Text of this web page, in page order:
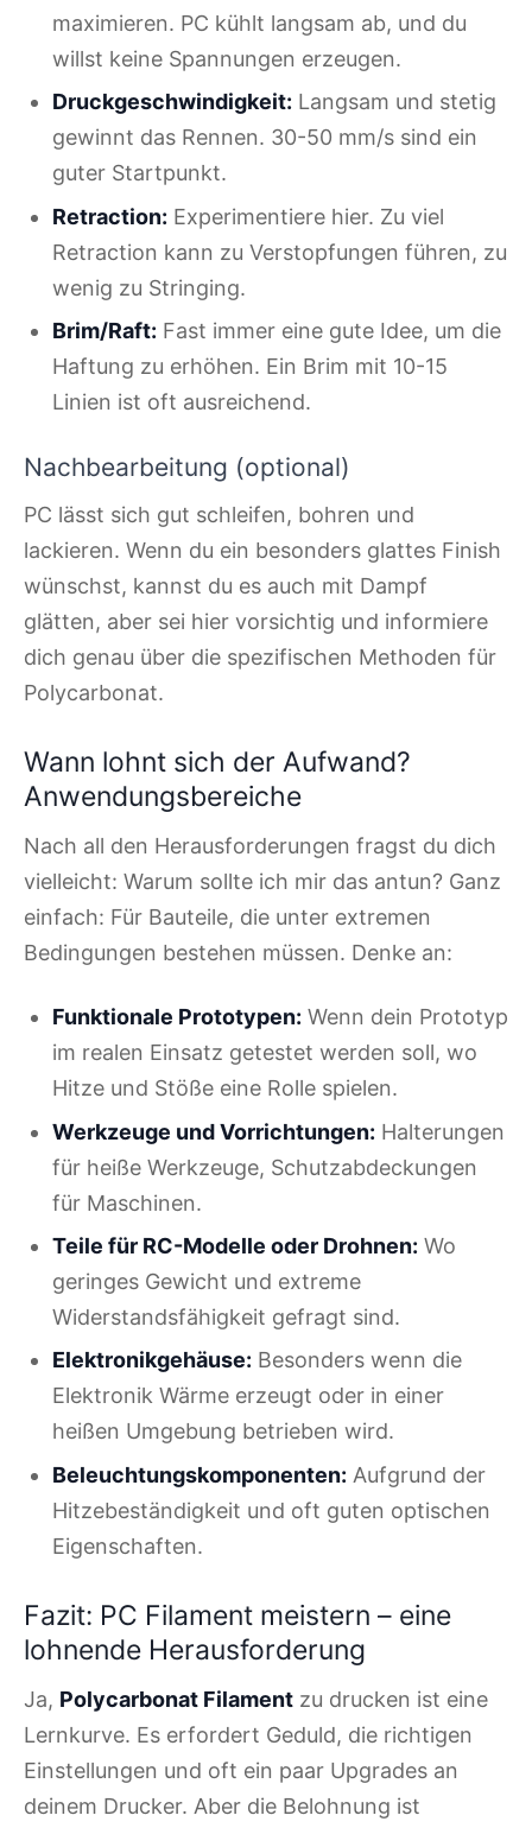
maximieren. PC kühlt langsam ab, und du
willst keine Spannungen erzeugen.
Druckgeschwindigkeit: Langsam und stetig
gewinnt das Rennen. 30-50 mm/s sind ein
guter Startpunkt.
Retraction: Experimentiere hier. Zu viel
Retraction kann zu Verstopfungen führen, zu
wenig zu Stringing.
Brim/Raft: Fast immer eine gute Idee, um die
Haftung zu erhöhen. Ein Brim mit 10-15
Linien ist oft ausreichend.
Nachbearbeitung (optional)
PC lässt sich gut schleifen, bohren und
lackieren. Wenn du ein besonders glattes Finish
wünschst, kannst du es auch mit Dampf
glätten, aber sei hier vorsichtig und informiere
dich genau über die spezifischen Methoden für
Polycarbonat.
Wann lohnt sich der Aufwand?
Anwendungsbereiche
Nach all den Herausforderungen fragst du dich
vielleicht: Warum sollte ich mir das antun? Ganz
einfach: Für Bauteile, die unter extremen
Bedingungen bestehen müssen. Denke an:
Funktionale Prototypen: Wenn dein Prototyp
im realen Einsatz getestet werden soll, wo
Hitze und Stöße eine Rolle spielen.
Werkzeuge und Vorrichtungen: Halterungen
für heiße Werkzeuge, Schutzabdeckungen
für Maschinen.
Teile für RC-Modelle oder Drohnen: Wo
geringes Gewicht und extreme
Widerstandsfähigkeit gefragt sind.
Elektronikgehäuse: Besonders wenn die
Elektronik Wärme erzeugt oder in einer
heißen Umgebung betrieben wird.
Beleuchtungskomponenten: Aufgrund der
Hitzebeständigkeit und oft guten optischen
Eigenschaften.
Fazit: PC Filament meistern – eine
lohnende Herausforderung
Ja, Polycarbonat Filament zu drucken ist eine
Lernkurve. Es erfordert Geduld, die richtigen
Einstellungen und oft ein paar Upgrades an
deinem Drucker. Aber die Belohnung ist